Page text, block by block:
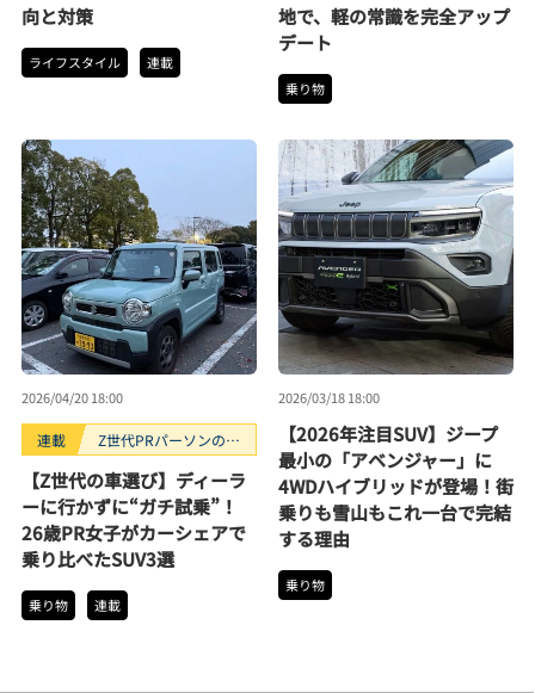
向と対策
ライフスタイル 連載
地で、軽の常識を完全アップ
デート
乗り物
2026/04/20 18:00
連載
Z世代PRパーソンのキ
【Z世代の車選び】ディーラ
ーに行かずに“ガチ試乗”！
26歳PR女子がカーシェアで
乗り比べたSUV3選
乗り物 連載
2026/03/18 18:00
【2026年注目SUV】ジープ
最小の「アベンジャー」に
4WDハイブリッドが登場！街
乗りも雪山もこれ一台で完結
する理由
乗り物